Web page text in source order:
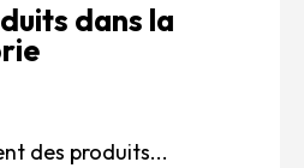
dans la
des produits...